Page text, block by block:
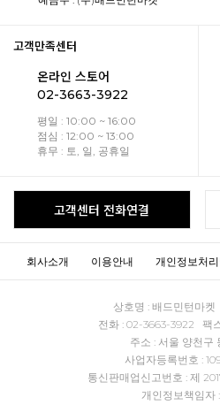
고객만족센터
온라인 스토어
02-3663-3922
평일 : 10:00 ~ 16:00
점심 : 12:00 ~ 13:00
휴무 : 토, 일, 공휴일
고객센터 전화연결
회사소개 이용안내 개인정보처
상호명 : 배드민턴마
전화 : 02-3663-3922 팩
주소 : 서울 양천구
사업자등록번호 :
통신판매업신고번호 : 제
개인정보책임자